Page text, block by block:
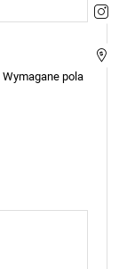
Wymagane pola